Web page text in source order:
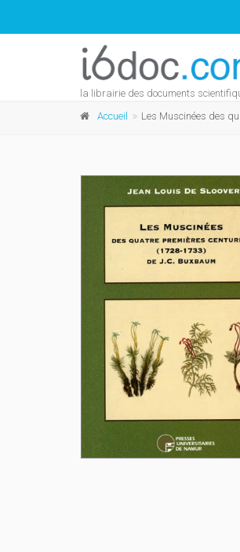
la librairie des documents
Accueil Les Muscinées des quatre premières centuries (1723-